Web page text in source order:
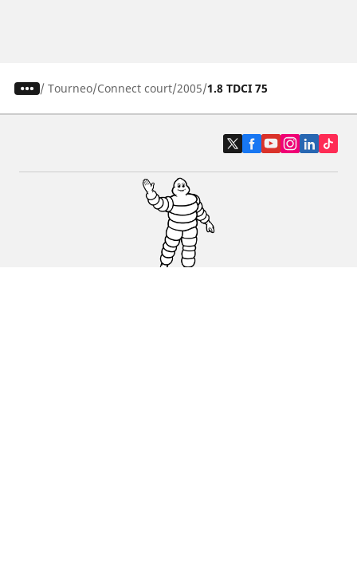
/ Tourneo Connect court 2005 1.8 TDCI 75